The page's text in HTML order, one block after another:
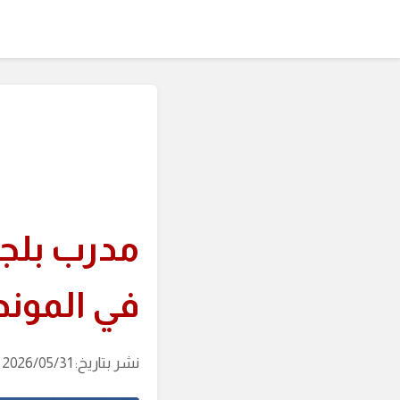
مدرب
في
نشر بتاريخ: 2026/05/31 (آخر تحديث: 2026/08/08 الساعة: 00:30)